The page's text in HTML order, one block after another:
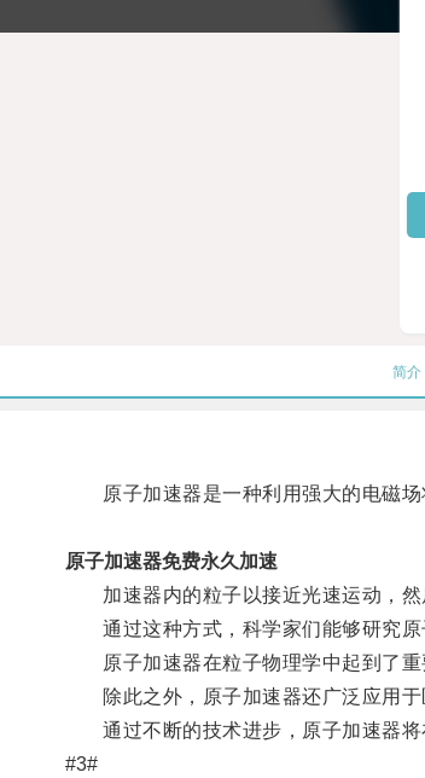
简介
原子加速器是一种利用强大的电磁场
原子加速器免费永久加速
加速器内的粒子以接近光速运动，然
通过这种方式，科学家们能够研究原
原子加速器在粒子物理学中起到了重
除此之外，原子加速器还广泛应用于
通过不断的技术进步，原子加速器将
#3#